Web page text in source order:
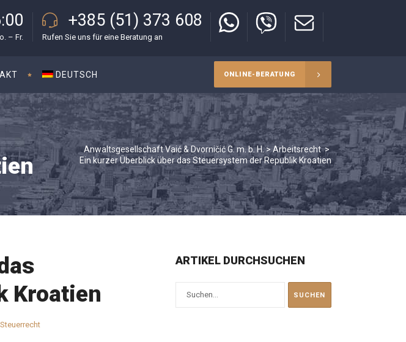
– Fr.
+385 (51) 373 608
Rufen Sie uns für eine Beratung an
DEUTSCH ONLINE-BERATUNG
Anwaltsgesellschaft Vaić & Dvorničić G. m. b. H.> Arbeitsrecht>
Ein kurzer Überblick über das Steuersystem der Republik Kroatien
Kroatien
Steuerrecht
ARTIKEL DURCHSUCHEN